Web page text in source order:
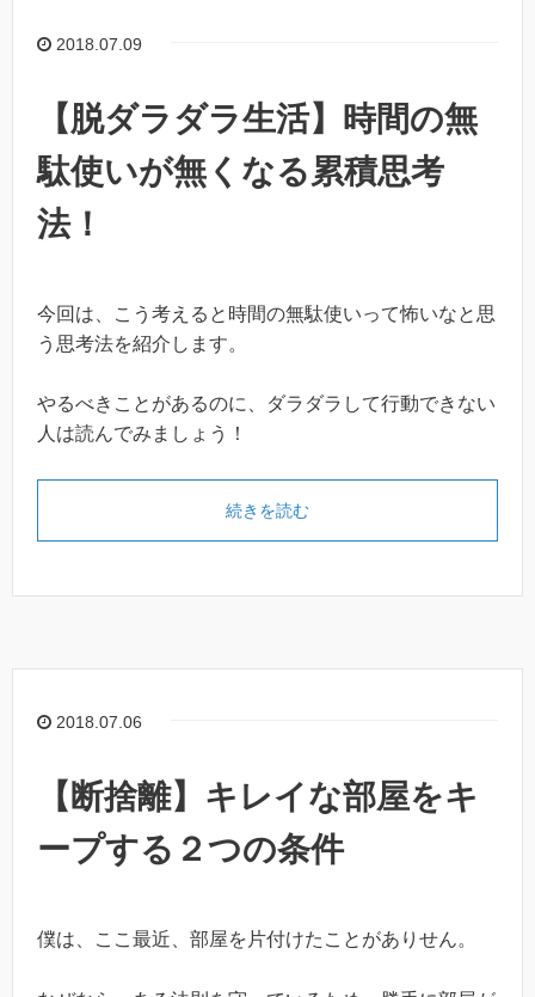
2018.07.09
【脱ダラダラ生活】時間の無
駄使いが無くなる累積思考
法！
今回は、こう考えると時間の無駄使いって怖いなと思
う思考法を紹介します。
やるべきことがあるのに、ダラダラして行動できない
人は読んでみましょう！
続きを読む
2018.07.06
【断捨離】キレイな部屋をキ
ープする２つの条件
僕は、ここ最近、部屋を片付けたことがありせん。